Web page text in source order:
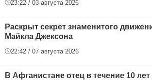
23:22 / 03 августа 2026
Раскрыт секрет знаменитого
Майкла Джексона
22:42 / 07 августа 2026
В Афганистане отец в течение 10 лет